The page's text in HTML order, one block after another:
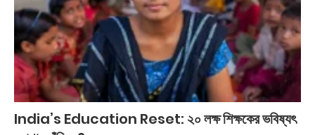
India’s Education Reset: ২০ লক্ষ শিক্ষকের ভবিষ্যৎ